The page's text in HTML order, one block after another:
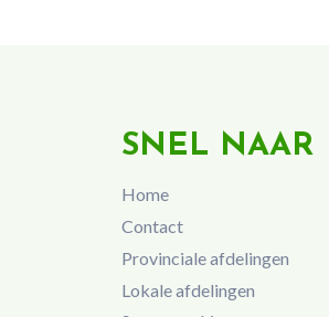
SNEL NAAR
Home
Contact
Provinciale afdelingen
Lokale afdelingen